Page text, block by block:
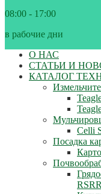
08:00 - 17:00
в рабочие дни
О НАС
СТАТЬИ И
КАТАЛОГ
Celli
Посадка
RSRR